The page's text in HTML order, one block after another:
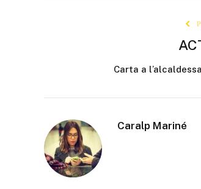
Carta a
Caralp Mariné